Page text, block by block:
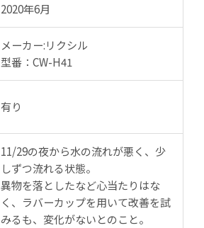
2020年6月
メーカー:リクシル
型番：CW-H41
有り
11/29の夜から水の流れが悪く、少
しずつ流れる状態。
異物を落としたなど心当たりはな
く、ラバーカップを用いて改善を試
みるも、変化がないとのこと。